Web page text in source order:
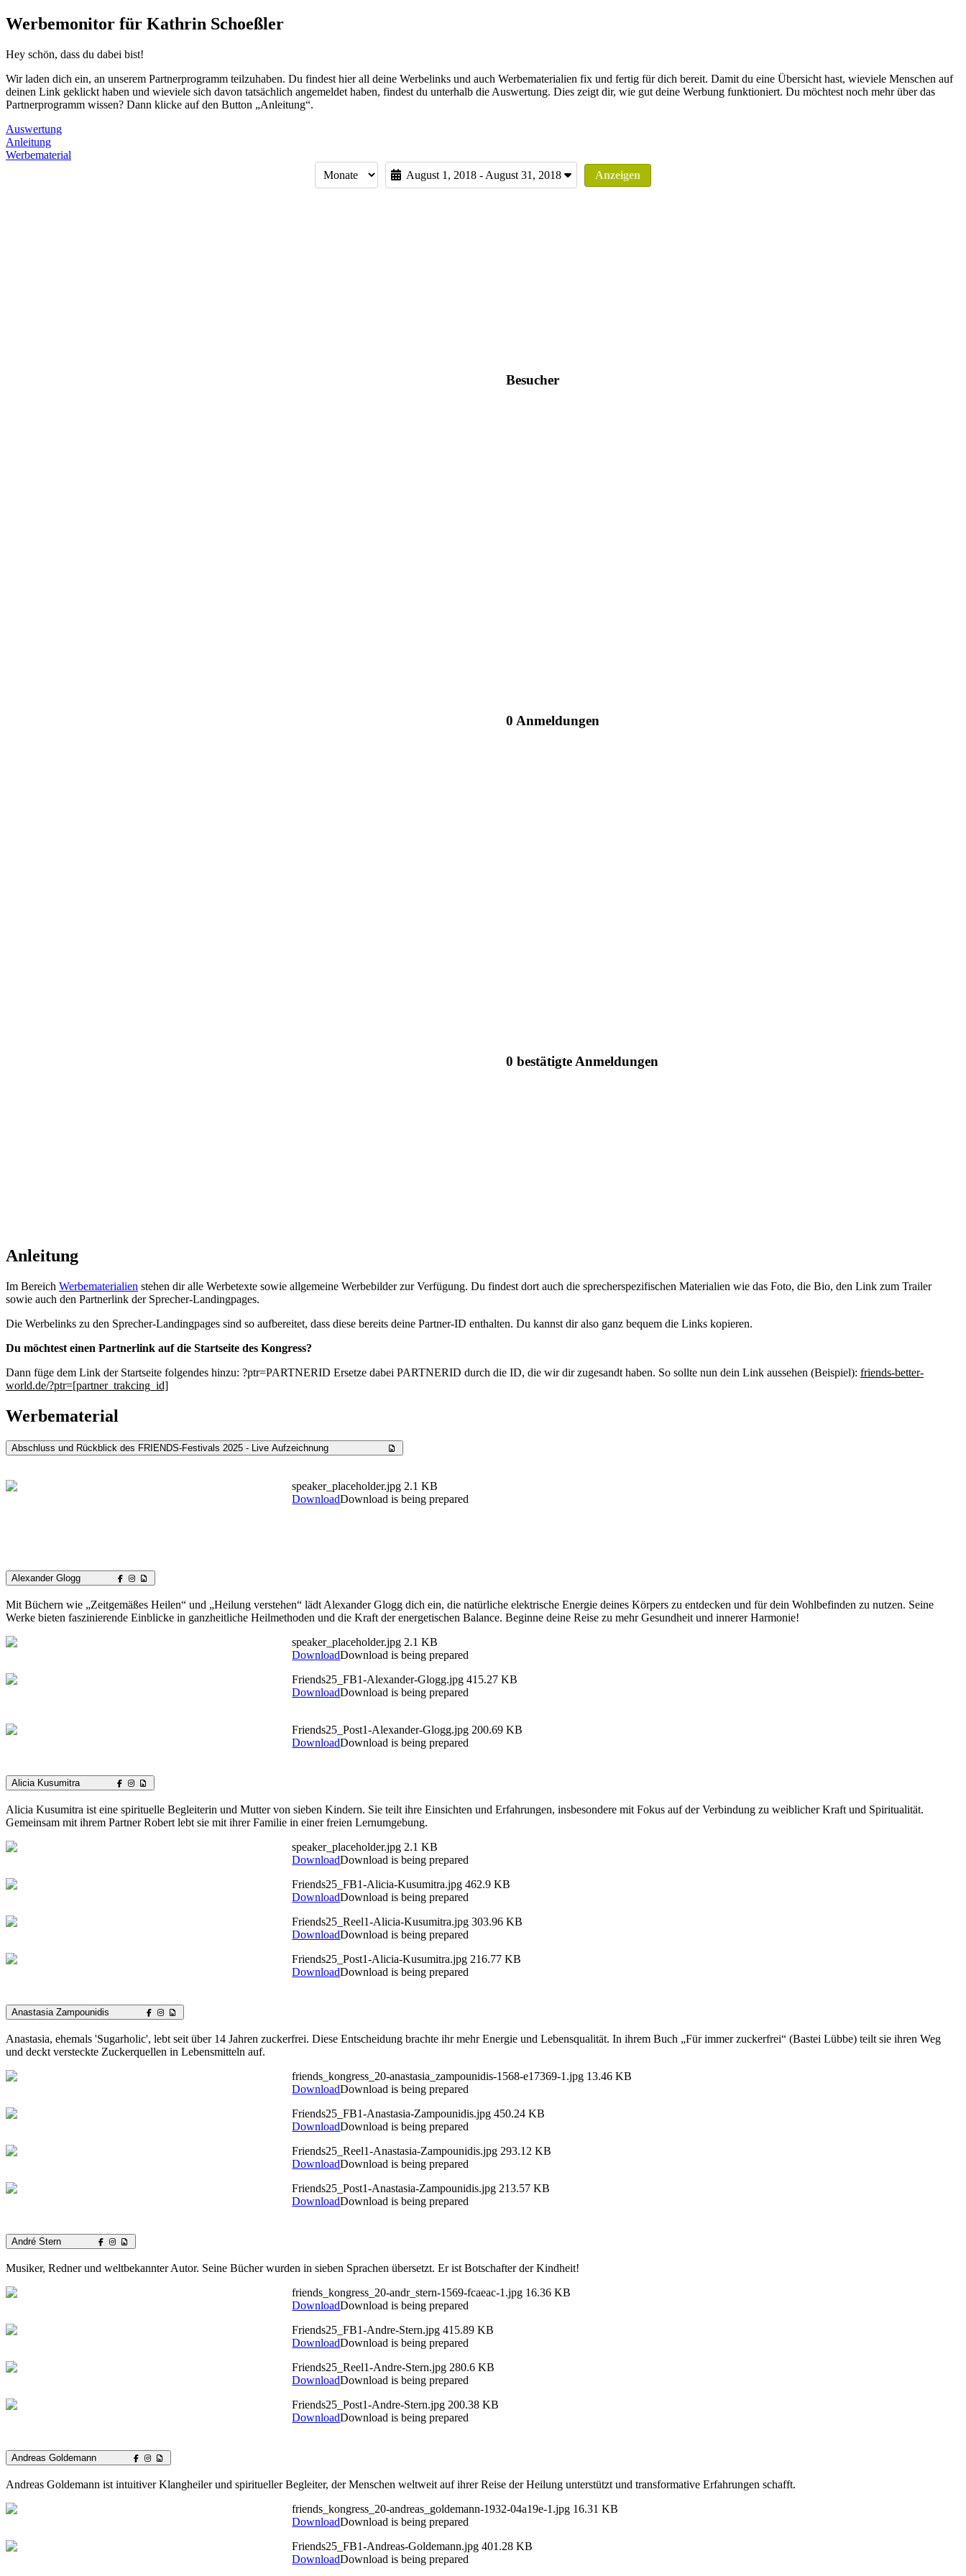
Werbemonitor für Kathrin Schoeßler
Hey schön, dass du dabei bist!
Wir laden dich ein, an unserem Partnerprogramm teilzuhaben. Du findest hier all deine Werbelinks und auch Werbematerialien fix und fertig für dich bereit. Damit du eine Übersicht hast, wieviele Menschen auf
deinen Link geklickt haben und wieviele sich davon tatsächlich angemeldet haben, findest du unterhalb die Auswertung. Dies zeigt dir, wie gut deine Werbung funktioniert. Du möchtest noch mehr über das
Partnerprogramm wissen? Dann klicke auf den Button „Anleitung“.
Auswertung
Anleitung
Werbematerial
August 1, 2018 - August 31, 2018
Anzeigen
Besucher
0 Anmeldungen
0 bestätigte Anmeldungen
Anleitung
Im Bereich Werbematerialien stehen dir alle Werbetexte sowie allgemeine Werbebilder zur Verfügung. Du findest dort auch die sprecherspezifischen Materialien wie das Foto, die Bio, den Link zum Trailer
sowie auch den Partnerlink der Sprecher-Landingpages.
Die Werbelinks zu den Sprecher-Landingpages sind so aufbereitet, dass diese bereits deine Partner-ID enthalten. Du kannst dir also ganz bequem die Links kopieren.
Du möchtest einen Partnerlink auf die Startseite des Kongress?
Dann füge dem Link der Startseite folgendes hinzu: ?ptr=PARTNERID Ersetze dabei PARTNERID durch die ID, die wir dir zugesandt haben. So sollte nun dein Link aussehen (Beispiel): friends-better-
world.de/?ptr=[partner_trakcing_id]
Werbematerial
Abschluss und Rückblick des FRIENDS-Festivals 2025 - Live Aufzeichnung
speaker_placeholder.jpg 2.1 KB
DownloadDownload is being prepared
Alexander Glogg
Mit Büchern wie „Zeitgemäßes Heilen“ und „Heilung verstehen“ lädt Alexander Glogg dich ein, die natürliche elektrische Energie deines Körpers zu entdecken und für dein Wohlbefinden zu nutzen. Seine
Werke bieten faszinierende Einblicke in ganzheitliche Heilmethoden und die Kraft der energetischen Balance. Beginne deine Reise zu mehr Gesundheit und innerer Harmonie!
speaker_placeholder.jpg 2.1 KB
DownloadDownload is being prepared
Friends25_FB1-Alexander-Glogg.jpg415.27 KB
DownloadDownload is being prepared
Friends25_Post1-Alexander-Glogg.jpg 200.69 KB
DownloadDownload is being prepared
Alicia Kusumitra
Alicia Kusumitra ist eine spirituelle Begleiterin und Mutter von sieben Kindern. Sie teilt ihre Einsichten und Erfahrungen, insbesondere mit Fokus auf der Verbindung zu weiblicher Kraft und Spiritualität.
Gemeinsam mit ihrem Partner Robert lebt sie mit ihrer Familie in einer freien Lernumgebung.
speaker_placeholder.jpg 2.1 KB
DownloadDownload is being prepared
Friends25_FB1-Alicia-Kusumitra.jpg462.9 KB
DownloadDownload is being prepared
Friends25_Reel1-Alicia-Kusumitra.jpg303.96 KB
DownloadDownload is being prepared
Friends25_Post1-Alicia-Kusumitra.jpg 216.77 KB
DownloadDownload is being prepared
Anastasia Zampounidis
Anastasia, ehemals 'Sugarholic', lebt seit über 14 Jahren zuckerfrei. Diese Entscheidung brachte ihr mehr Energie und Lebensqualität. In ihrem Buch „Für immer zuckerfrei“ (Bastei Lübbe) teilt sie ihren Weg
und deckt versteckte Zuckerquellen in Lebensmitteln auf.
friends_kongress_20-anastasia_zampounidis-1568-e17369-1.jpg 13.46 KB
DownloadDownload is being prepared
Friends25_FB1-Anastasia-Zampounidis.jpg450.24 KB
DownloadDownload is being prepared
Friends25_Reel1-Anastasia-Zampounidis.jpg 293.12 KB
DownloadDownload is being prepared
Friends25_Post1-Anastasia-Zampounidis.jpg 213.57 KB
DownloadDownload is being prepared
André Stern
Musiker, Redner und weltbekannter Autor. Seine Bücher wurden in sieben Sprachen übersetzt. Er ist Botschafter der Kindheit!
friends_kongress_20-andr_stern-1569-fcaeac-1.jpg 16.36 KB
DownloadDownload is being prepared
Friends25_FB1-Andre-Stern.jpg415.89 KB
DownloadDownload is being prepared
Friends25_Reel1-Andre-Stern.jpg 280.6 KB
DownloadDownload is being prepared
Friends25_Post1-Andre-Stern.jpg 200.38 KB
DownloadDownload is being prepared
Andreas Goldemann
Andreas Goldemann ist intuitiver Klangheiler und spiritueller Begleiter, der Menschen weltweit auf ihrer Reise der Heilung unterstützt und transformative Erfahrungen schafft.
friends_kongress_20-andreas_goldemann-1932-04a19e-1.jpg 16.31 KB
DownloadDownload is being prepared
Friends25_FB1-Andreas-Goldemann.jpg401.28 KB
DownloadDownload is being prepared